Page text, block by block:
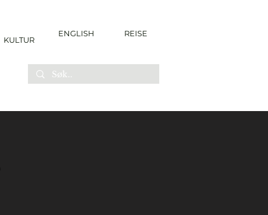
KULTUR
ENGLISH REISE